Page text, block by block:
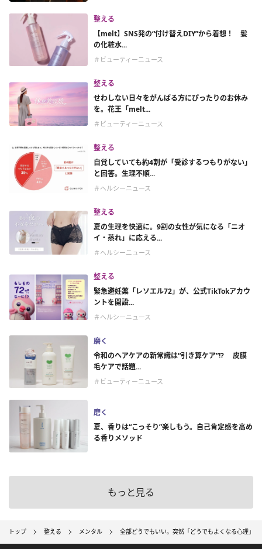
整える
【melt】SNS発の“付け替えDIY”から着想！ 髪
の化粧水...
＃ビューティーニュース
整える
せわしない日々をがんばる方にぴったりのお休み
を。花王「melt...
＃ビューティーニュース
整える
自覚していても約4割が「受診するつもりがない」
と回答。生理不順...
＃ヘルシーニュース
整える
夏の生理を快適に。9割の女性が気になる「ニオ
イ・蒸れ」に応える...
＃ヘルシーニュース
整える
緊急避妊薬「レソエル72」が、公式TikTokアカウ
ントを開設...
＃ヘルシーニュース
磨く
令和のヘアケアの新常識は“引き算ケア”!? 皮膜
毛ケアで話題...
＃ビューティーニュース
磨く
夏、香りは“こっそり”楽しもう。自己肯定感を高め
る香りメソッド
もっと見る
トップ 整える メンタル 全部どうでもいい。突然「どうでもよくなる心理」の